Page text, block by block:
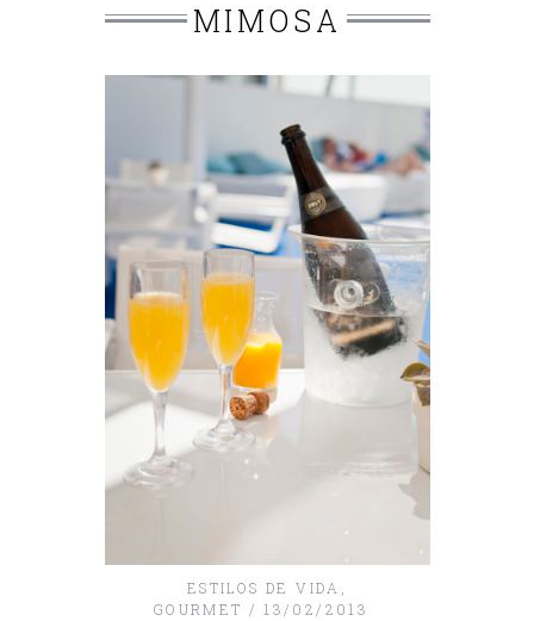
MIMOSA
ESTILOS DE VIDA
GOURMET
13/02/2013